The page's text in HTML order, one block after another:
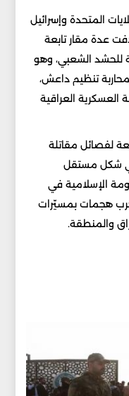
المتحدة وإسرائيل
استُهدفت عدة مقار تابعة
للحشد الشعبي، وهو
فصائل أُسِّس في العام 2014 لمحاربة تنظيم داعش،
العراقية
لفصائل مقاتلة
في شكل مستقل
الإسلامية في
هجمات بمسيّرات
والمنطقة.